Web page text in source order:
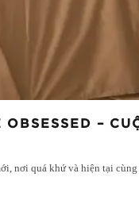
–
nơi quá khứ và hiện tại